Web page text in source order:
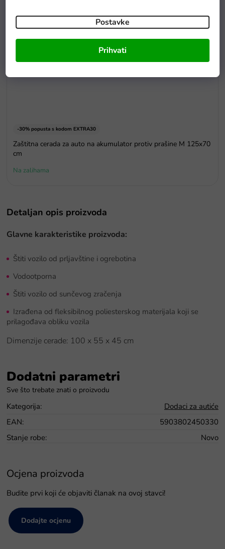
Postavke
Prihvati
-30% popusta s kodom EXTRA30
Zaštitna cerada za auto na akumulator protiv prašine M 125x70
cm
Na zalihama
Detaljan opis proizvoda
Glavne karakteristike proizvoda:
Štiti vozilo od prljavštine i ogrebotina
Vodootporna
Štiti vozilo od sunčevog zračenja
Izrađena od fleksibilnog poliesterskog materijala koji se
prilagođava obliku vozila
Dimenzije cerade: 100 x 55 x 45 cm
Dodatni parametri
Kategorija:
Dodaci za autiće
EAN:
5903802450330
Stanje robe: Novo
Ocjena proizvoda
Budite prvi koji će objaviti članak na ovoj stavci!
Dodajte ocjenu